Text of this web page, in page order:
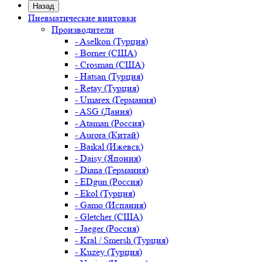
Назад
Пневматические винтовки
Производители
- Aselkon (Турция)
- Borner (США)
- Crosman (США)
- Hatsan (Турция)
- Retay (Турция)
- Umarex (Германия)
- ASG (Дания)
- Ataman (Россия)
- Aurora (Китай)
- Baikal (Ижевск)
- Daisy (Япония)
- Diana (Германия)
- EDgun (Россия)
- Ekol (Турция)
- Gamo (Испания)
- Gletcher (США)
- Jaeger (Россия)
- Kral / Smersh (Турция)
- Kuzey (Турция)